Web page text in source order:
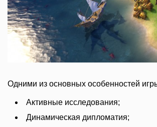
Одними из основных особенностей
Активные исследования;
Динамическая дипломатия;